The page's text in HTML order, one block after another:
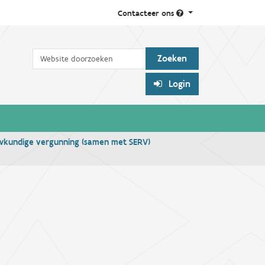
Contacteer ons
Zoek
Login
vergunning (samen met SERV)